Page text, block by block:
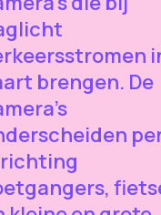
brengen. De